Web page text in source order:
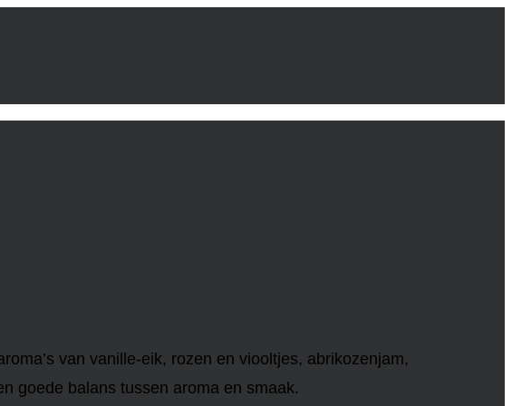
van vanille-eik, rozen en viooltjes, abrikozenjam,
goede balans tussen aroma en smaak.